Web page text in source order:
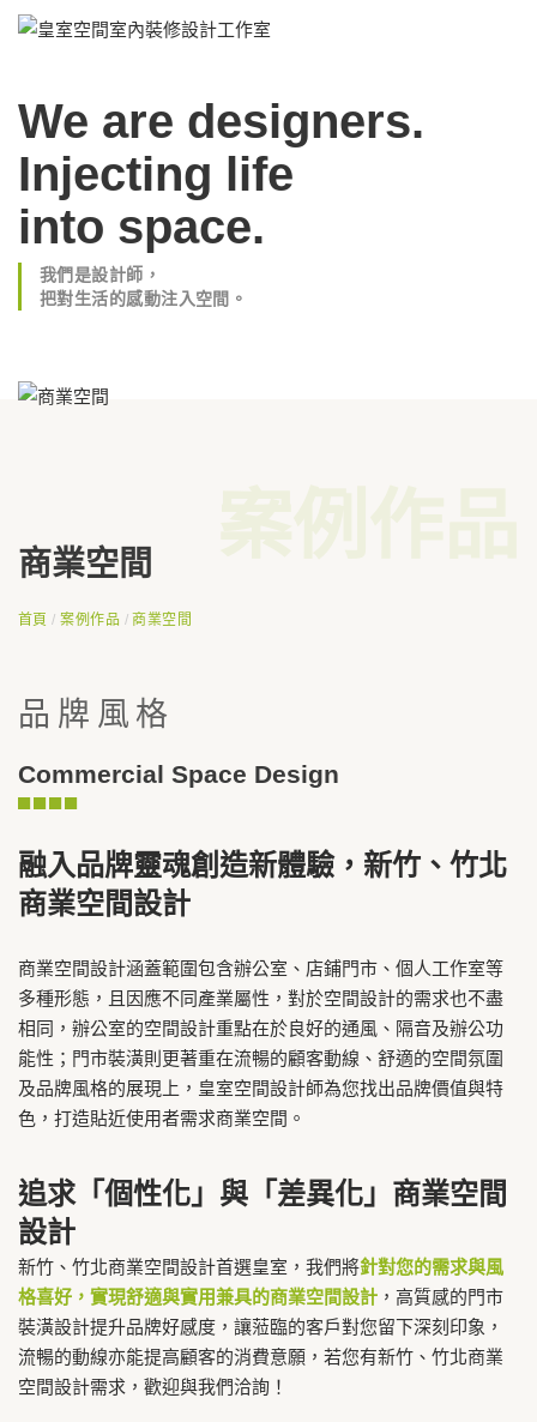
We are designers.
Injecting life
into space.
我們是設計師，
把對生活的感動注入空間。
商業空間
首頁/ 案例作品 / 商業空間
品牌風格
Commercial Space Design
融入品牌靈魂創造新體驗，新竹、竹北
商業空間設計
商業空間設計涵蓋範圍包含辦公室、店鋪門市、個人工作室等
多種形態，且因應不同產業屬性，對於空間設計的需求也不盡
相同，辦公室的空間設計重點在於良好的通風、隔音及辦公功
能性；門市裝潢則更著重在流暢的顧客動線、舒適的空間氛圍
及品牌風格的展現上，皇室空間設計師為您找出品牌價值與特
色，打造貼近使用者需求商業空間。
追求「個性化」與「差異化」商業空間
設計
新竹、竹北商業空間設計首選皇室，我們將針對您的需求與風
格喜好，實現舒適與實用兼具的商業空間設計 ，高質感的門市
裝潢設計提升品牌好感度，讓蒞臨的客戶對您留下深刻印象，
流暢的動線亦能提高顧客的消費意願，若您有新竹、竹北商業
空間設計需求，歡迎與我們洽詢！